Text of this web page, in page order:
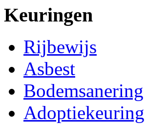
Keuringen
Rijbewijs
Asbest
Bodemsanering
Adoptiekeuring